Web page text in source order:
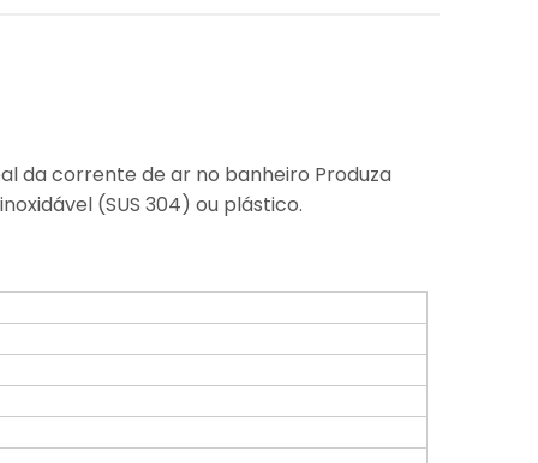
da corrente de ar no banheiro Produza
(SUS 304) ou plástico.